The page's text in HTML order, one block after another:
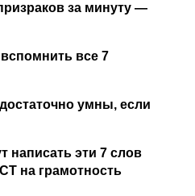
за минуту —
все 7
умны, если
написать эти 7 слов
на грамотность